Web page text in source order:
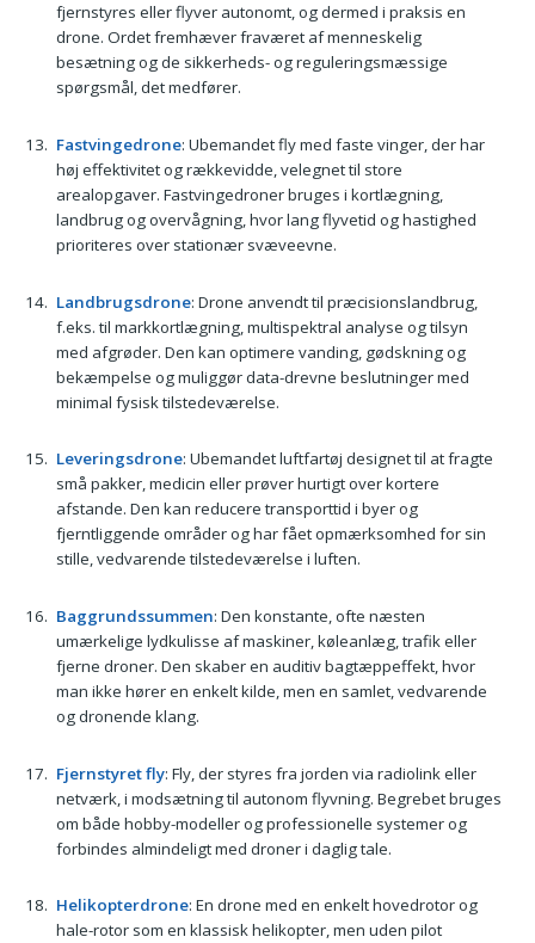
fjernstyres eller flyver autonomt, og dermed i praksis en
drone. Ordet fremhæver fraværet af menneskelig
besætning og de sikkerheds- og reguleringsmæssige
spørgsmål, det medfører.
Fastvingedrone: Ubemandet fly med faste vinger, der har
høj effektivitet og rækkevidde, velegnet til store
arealopgaver. Fastvingedroner bruges i kortlægning,
landbrug og overvågning, hvor lang flyvetid og hastighed
prioriteres over stationær svæveevne.
Landbrugsdrone: Drone anvendt til præcisionslandbrug,
f.eks. til markkortlægning, multispektral analyse og tilsyn
med afgrøder. Den kan optimere vanding, gødskning og
bekæmpelse og muliggør data-drevne beslutninger med
minimal fysisk tilstedeværelse.
Leveringsdrone: Ubemandet luftfartøj designet til at fragte
små pakker, medicin eller prøver hurtigt over kortere
afstande. Den kan reducere transporttid i byer og
fjerntliggende områder og har fået opmærksomhed for sin
stille, vedvarende tilstedeværelse i luften.
Baggrundssummen: Den konstante, ofte næsten
umærkelige lydkulisse af maskiner, køleanlæg, trafik eller
fjerne droner. Den skaber en auditiv bagtæppeffekt, hvor
man ikke hører en enkelt kilde, men en samlet, vedvarende
og dronende klang.
Fjernstyret fly: Fly, der styres fra jorden via radiolink eller
netværk, i modsætning til autonom flyvning. Begrebet bruges
om både hobby-modeller og professionelle systemer og
forbindes almindeligt med droner i daglig tale.
Helikopterdrone: En drone med en enkelt hovedrotor og
hale-rotor som en klassisk helikopter, men uden pilot